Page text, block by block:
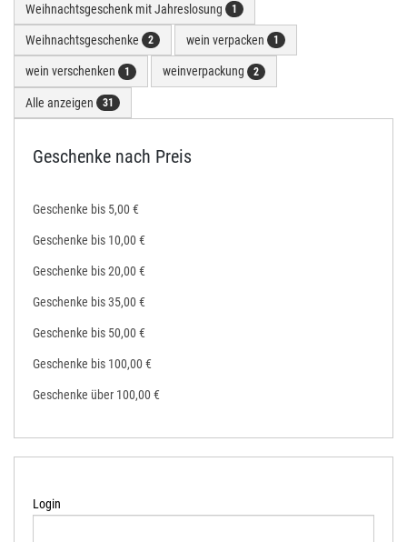
Weihnachtsgeschenk mit Jahreslosung 1
Weihnachtsgeschenke 2 wein verpacken 1
wein verschenken 1 weinverpackung 2
Alle anzeigen 31
Geschenke nach Preis
Geschenke bis 5,00 €
Geschenke bis 10,00 €
Geschenke bis 20,00 €
Geschenke bis 35,00 €
Geschenke bis 50,00 €
Geschenke bis 100,00 €
Geschenke über 100,00 €
Login